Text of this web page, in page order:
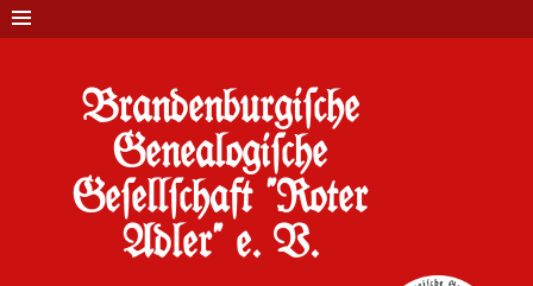
Brandenburgi#che
Genealogi#che
Ge#ell#chaft "Roter
Adler" e. V.